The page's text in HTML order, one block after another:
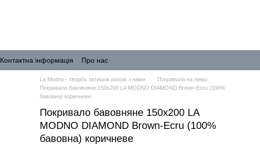
Контактна інформація Про нас
La Modno - творіть затишок разом з нами
Покривала на ліжко
Покривало бавовняне 150x200 LA MODNO DIAMOND Brown-Ecru (100%
бавовна) коричневе
Покривало бавовняне 150x200 LA
MODNO DIAMOND Brown-Ecru (100%
бавовна) коричневе